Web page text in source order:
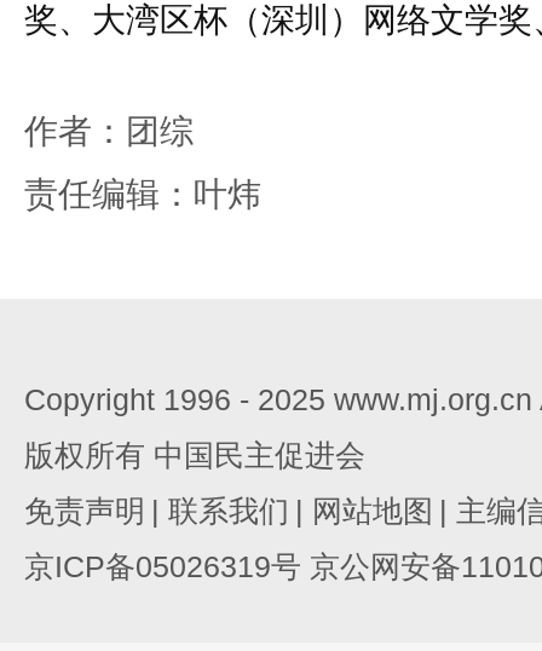
奖、大湾区杯（深圳）网络文学
作者：团综
责任编辑：叶炜
Copyright 1996 - 2025
版权所有 中国民主促进会
免责声明 | 联系我们 | 网站地图 | 主编
京ICP备05026319号 京公网安备